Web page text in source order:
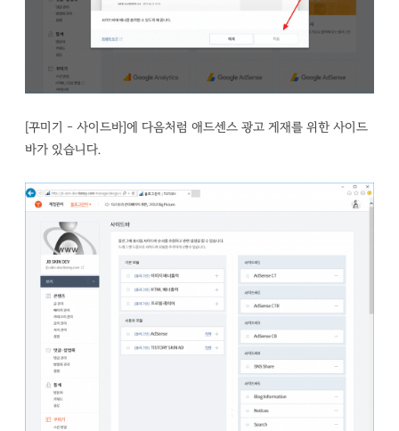
[꾸미기 - 사이드바]에 다음처럼 애드센스 광고 게재를 위한 사이드
바가 있습니다.